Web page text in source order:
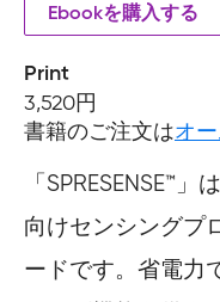
Ebookを購入する
Print
3,520円
書籍のご注文はオ
「SPRESENSE™
向けセンシングプ
ードです。省電力